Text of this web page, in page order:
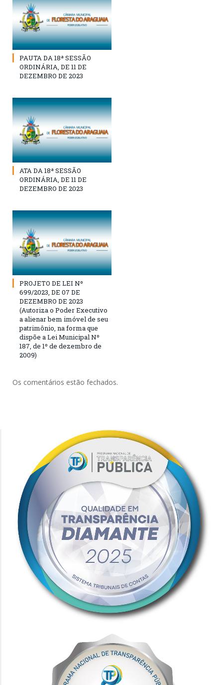
PAUTA DA 18ª SESSÃO
ORDINÁRIA, DE 11 DE
DEZEMBRO DE 2023
ATA DA 18ª SESSÃO
ORDINÁRIA, DE 11 DE
DEZEMBRO DE 2023
PROJETO DE LEI Nº
699/2023, DE 07 DE
DEZEMBRO DE 2023
(Autoriza o Poder Executivo
a alienar bem imóvel de seu
patrimônio, na forma que
dispõe a Lei Municipal Nº
187, de 1º de dezembro de
2009)
Os comentários estão fechados.